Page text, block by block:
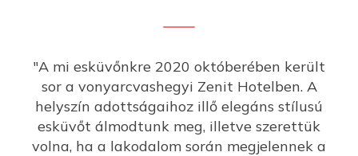
"A mi esküvőnkre 2020 októberében került
sor a vonyarcvashegyi Zenit Hotelben. A
helyszín adottságaihoz illő elegáns stílusú
esküvőt álmodtunk meg, illetve szerettük
volna, ha a lakodalom során megjelennek a